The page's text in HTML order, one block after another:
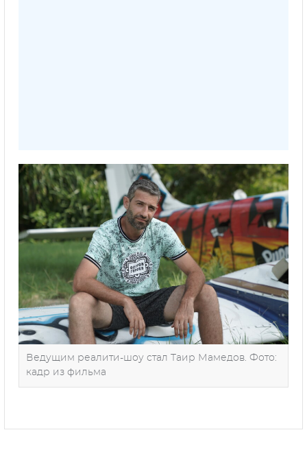
Ведущим реалити-шоу стал Таир Мамедов. Фото:
кадр из фильма